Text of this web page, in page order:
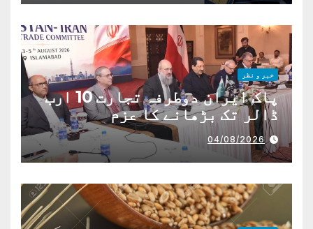
خبر و نظر
پاک ایران دوطرفہ تجارت 10 ارب
ڈالر تک بڑھانے کا عزم
04/08/2026